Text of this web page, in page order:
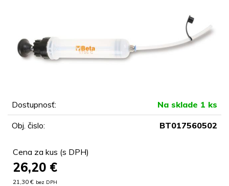
Dostupnosť: Na sklade 1 ks
Obj. čislo: BT017560502
Cena za kus (s DPH)
26,20 €
21,30 € bez DPH